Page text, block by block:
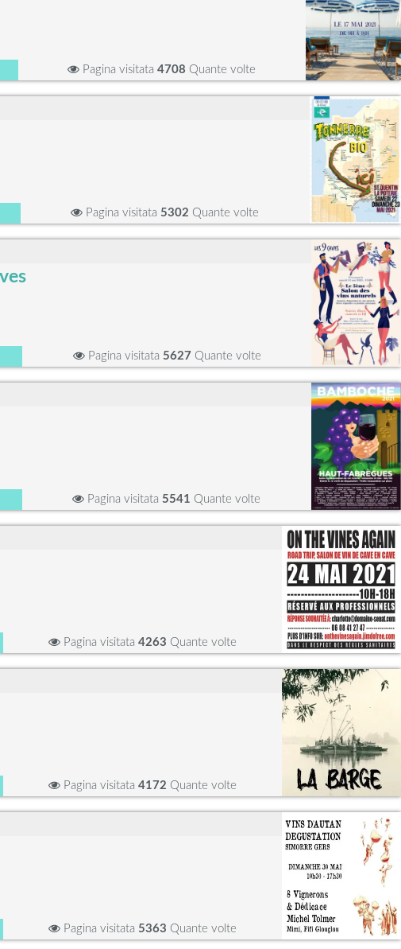
Pagina visitata 4708 Quante volte
Pagina visitata 5302 Quante volte
Pagina visitata 5627 Quante volte
Pagina visitata 5541 Quante volte
Pagina visitata 4263 Quante volte
Pagina visitata 4172 Quante volte
Pagina visitata 5363 Quante volte